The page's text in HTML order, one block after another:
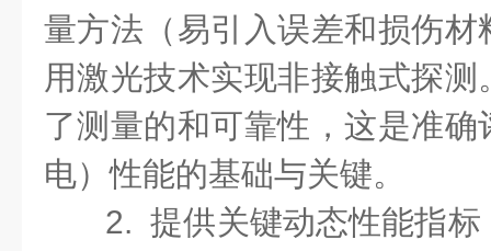
量方法（易引入误差和损伤
用激光技术实现非接触式探
了测量的和可靠性，这是准
电）性能的基础与关键。
2. 提供关键动态性能指